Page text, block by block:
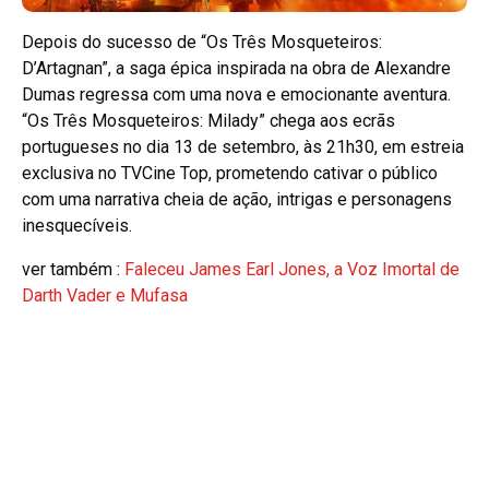
Depois do sucesso de “Os Três Mosqueteiros:
D’Artagnan”, a saga épica inspirada na obra de Alexandre
Dumas regressa com uma nova e emocionante aventura.
“Os Três Mosqueteiros: Milady” chega aos ecrãs
portugueses no dia 13 de setembro, às 21h30, em estreia
exclusiva no TVCine Top, prometendo cativar o público
com uma narrativa cheia de ação, intrigas e personagens
inesquecíveis.
ver também : Faleceu James Earl Jones, a Voz Imortal de
Darth Vader e Mufasa